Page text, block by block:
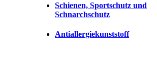
Schienen, Sportschutz und
Schnarchschutz
Antiallergiekunststoff